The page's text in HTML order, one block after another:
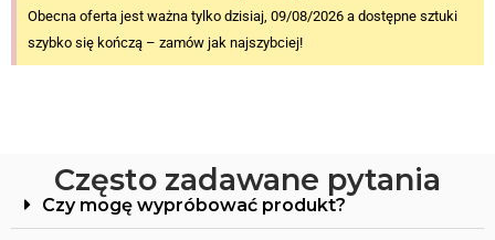
Obecna oferta jest ważna tylko dzisiaj, 09/08/2026 a dostępne sztuki
szybko się kończą – zamów jak najszybciej!
Często zadawane pytania
Czy mogę wypróbować produkt?